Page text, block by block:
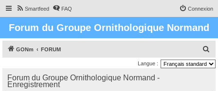
Smartfeed FAQ Connexion
Forum du Groupe Ornithologique Normand
GONm FORUM
e
Langue :
Forum du Groupe Ornithologique Normand -
Enregistrement